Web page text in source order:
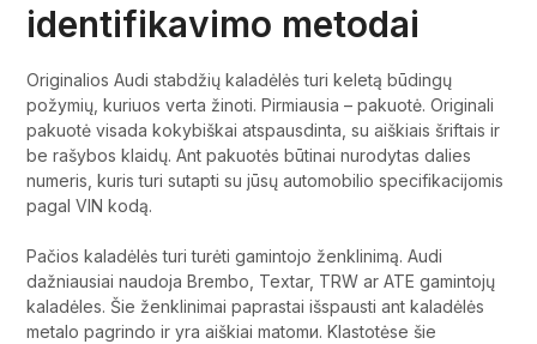
identifikavimo metodai
Originalios Audi stabdžių kaladėlės turi keletą būdingų
požymių, kuriuos verta žinoti. Pirmiausia – pakuotė. Originali
pakuotė visada kokybiškai atspausdinta, su aiškiais šriftais ir
be rašybos klaidų. Ant pakuotės būtinai nurodytas dalies
numeris, kuris turi sutapti su jūsų automobilio specifikacijomis
pagal VIN kodą.
Pačios kaladėlės turi turėti gamintojo ženklinimą. Audi
dažniausiai naudoja Brembo, Textar, TRW ar ATE gamintojų
kaladėles. Šie ženklinimai paprastai išspausti ant kaladėlės
metalo pagrindo ir yra aiškiai matomи. Klastotėse šie